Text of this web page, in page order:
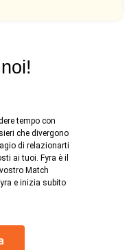
tempo con
che divergono
di relazionarti
ai tuoi. Fyra è il
Match
e inizia subito